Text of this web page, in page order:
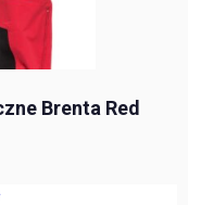
Brenta Red